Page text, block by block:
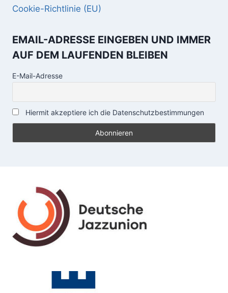
Cookie-Richtlinie (EU)
EMAIL-ADRESSE EINGEBEN UND IMMER
AUF DEM LAUFENDEN BLEIBEN
E-Mail-Adresse
Hiermit akzeptiere ich die Datenschutzbestimmungen